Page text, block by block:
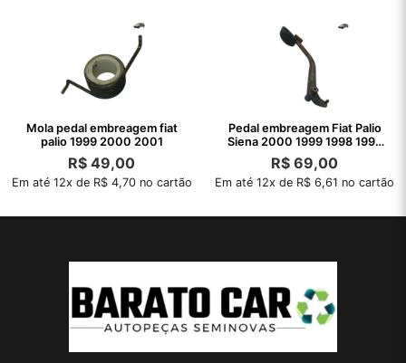
Mola pedal embreagem fiat
palio 1999 2000 2001
R$ 49,00
Em até 12x de R$ 4,70 no cartão
Pedal embreagem Fiat Palio
Siena 2000 1999 1998 1997
1996
R$ 69,00
Em até 12x de R$ 6,61 no cartão